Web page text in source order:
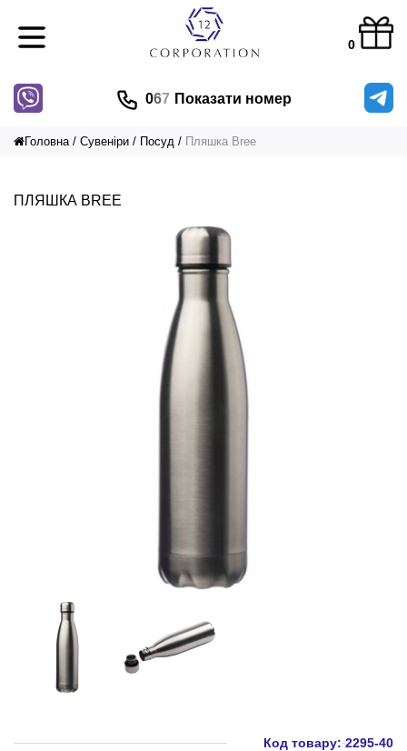
0
067 Показати номер
Головна Сувеніри Посуд Пляшка Bree
ПЛЯШКА BREE
Код товару: 2295-40